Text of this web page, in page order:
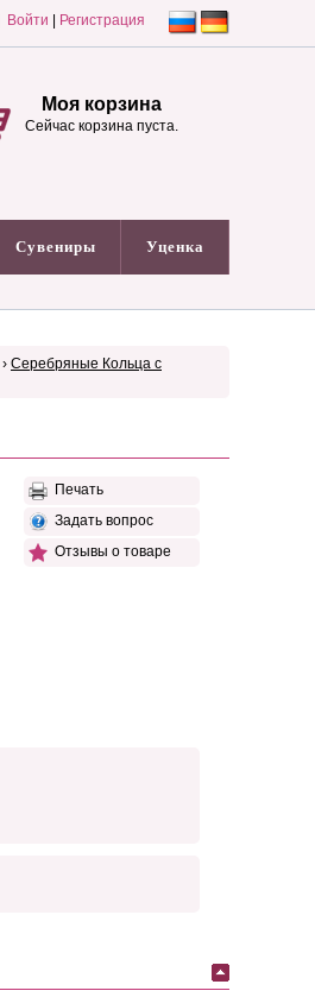
Войти Регистрация
Моя корзина
Сейчас корзина пуста.
Сувениры Уценка
› Серебряные Кольца с
Печать
Задать вопрос
Отзывы о товаре